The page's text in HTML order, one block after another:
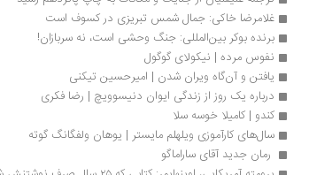
غلامرضا خاکی: جمال شمس تبریزی در کسوف است
برنده بوکر بین‌المللی:‌ جنگ وحشی است، نه سربازان!
نفوس مرده | نیکولای گوگول
یافتن و آن‌گاه ویران شدن | امیرحسین تیكنی
درباره یک روز از زندگى ایوان دنیسوویچ | رضا فکری
کندو | کامیلا خوسه سلا
سال‌های کارآموزی ویلهلم مایستر | یوهان ولفگانگ گوته
رمان جدید آقای ساراماگو